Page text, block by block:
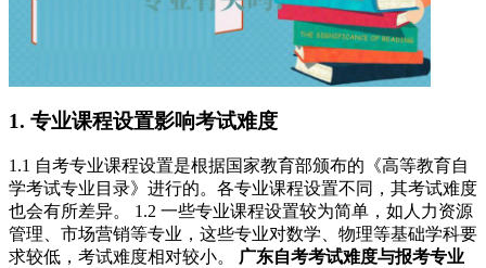
1. 专业课程设置影响考试难度
1.1 自考专业课程设置是根据国家教育部颁布的《高等教育自
学考试专业目录》进行的。各专业课程设置不同，其考试难度
也会有所差异。 1.2 一些专业课程设置较为简单，如人力资源
管理、市场营销等专业，这些专业对数学、物理等基础学科要
求较低，考试难度相对较小。
广东自考考试难度与报考专业